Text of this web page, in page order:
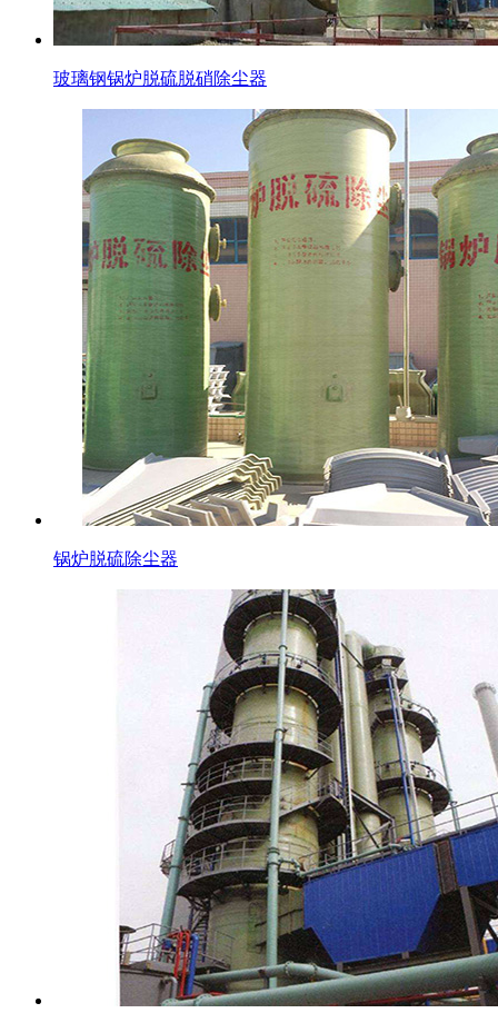
玻璃钢锅炉脱硫脱硝除尘器
锅炉脱硫除尘器